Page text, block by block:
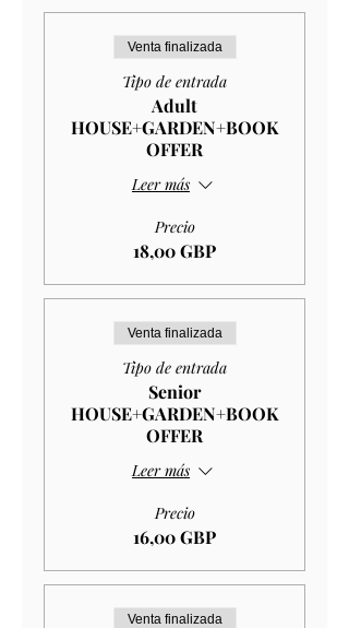
Venta finalizada
Tipo de entrada
Adult
HOUSE+GARDEN+BOOK
OFFER
Leer más
Precio
18,00 GBP
Venta finalizada
Tipo de entrada
Senior
HOUSE+GARDEN+BOOK
OFFER
Leer más
Precio
16,00 GBP
Venta finalizada